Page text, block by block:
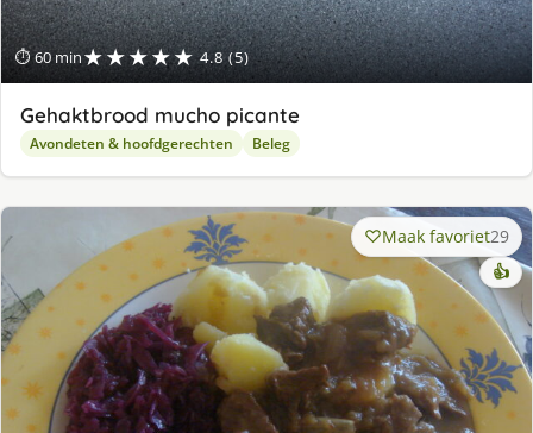
⏱ 60 min★★★★★ 4.8 (5)
Gehaktbrood mucho picante
Avondeten & hoofdgerechten Beleg
Maak favoriet29
👍